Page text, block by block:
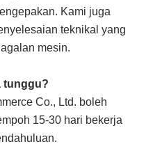
Kami juga
teknikal yang
mesin.
tunggu?
Co., Ltd. boleh
15-30 hari bekerja